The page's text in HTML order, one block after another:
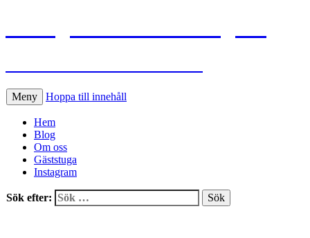
Meny Hoppa till innehåll
Hem
Blog
Om oss
Gäststuga
Instagram
Sök efter: